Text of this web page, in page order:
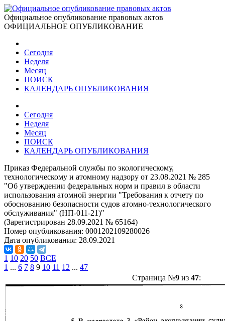
Официальное опубликование правовых актов
ОФИЦИАЛЬНОЕ ОПУБЛИКОВАНИЕ
Сегодня
Неделя
Месяц
ПОИСК
КАЛЕНДАРЬ ОПУБЛИКОВАНИЯ
Сегодня
Неделя
Месяц
ПОИСК
КАЛЕНДАРЬ ОПУБЛИКОВАНИЯ
Приказ Федеральной службы по экологическому,
технологическому и атомному надзору от 23.08.2021 № 285
"Об утверждении федеральных норм и правил в области
использования атомной энергии "Требования к отчету по
обоснованию безопасности судов атомно-технологического
обслуживания" (НП-011-21)"
(Зарегистрирован 28.09.2021 № 65164)
Номер опубликования: 0001202109280026
Дата опубликования: 28.09.2021
1 10 20 50 ВСЕ
1 ... 6 7 8 9 10 11 12 ... 47
Страница №9из 47: